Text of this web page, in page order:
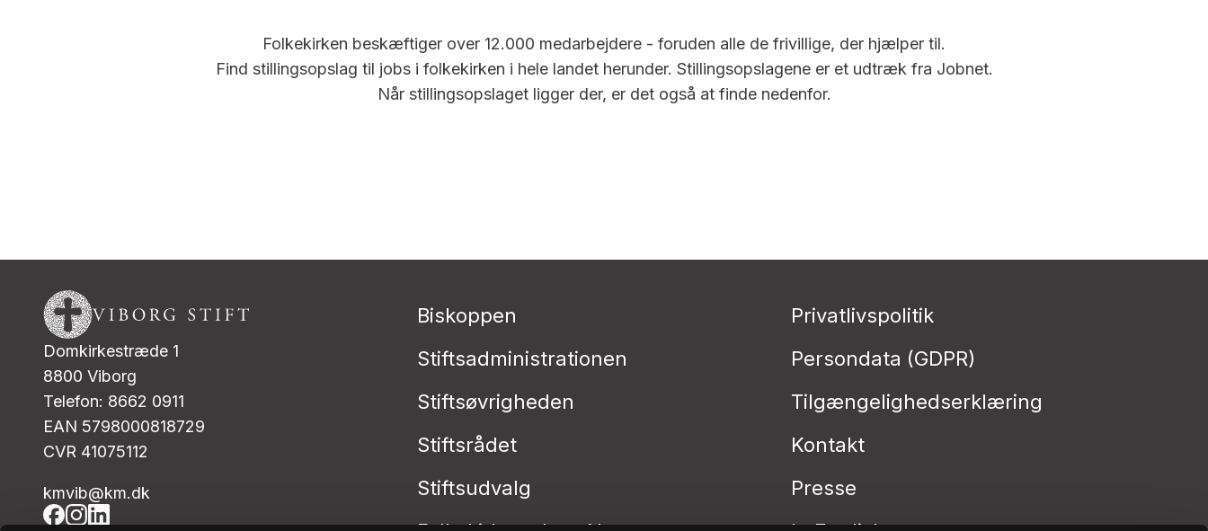
Folkekirken beskæftiger over 12.000 medarbejdere - foruden alle de frivillige, der hjælper til.
Find stillingsopslag til jobs i folkekirken i hele landet herunder. Stillingsopslagene er et udtræk fra Jobnet.
Når stillingsopslaget ligger der, er det også at finde nedenfor.
Domkirkestræde 1
8800 Viborg
Telefon: 8662 0911
EAN 5798000818729
CVR 41075112
kmvib@km.dk
Biskoppen
Stiftsadministrationen
Stiftsøvrigheden
Stiftsrådet
Stiftsudvalg
Privatlivspolitik
Persondata (GDPR)
Tilgængelighedserklæring
Kontakt
Presse